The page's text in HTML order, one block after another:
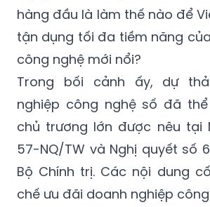
hàng đầu là làm thế nào để
tận dụng tối đa tiềm năng
công nghệ mới nổi?
Trong bối cảnh ấy, dự
nghiệp công nghệ số đã
chủ trương lớn được nêu tại
57-NQ/TW và Nghị quyết số
Bộ Chính trị. Các nội dung
chế ưu đãi doanh nghiệp